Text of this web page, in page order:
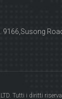
9166,Susong
Tutti i diritti